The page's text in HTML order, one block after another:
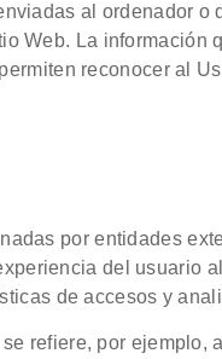
al ordenador
Web. La información
reconocer al
por entidades
del usuario
de accesos y
refiere, por